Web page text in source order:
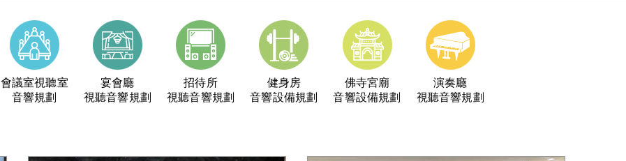
視聽音響專業規劃與施工
會議室視聽室
音響規劃
宴會廳
視聽音響規劃
招待所
視聽音響規劃
健身房
音響設備規劃
佛寺宮廟
音響設備規劃
演奏廳
視聽音響規劃